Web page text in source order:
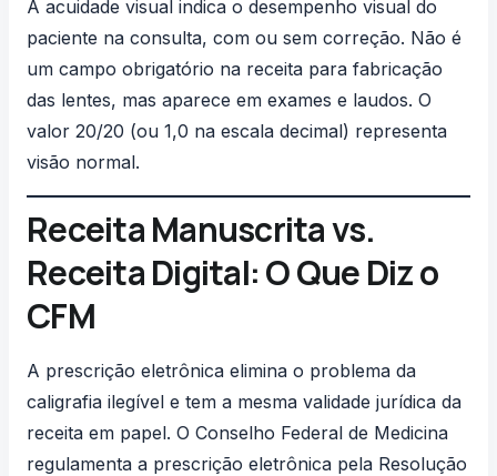
A acuidade visual indica o desempenho visual do
paciente na consulta, com ou sem correção. Não é
um campo obrigatório na receita para fabricação
das lentes, mas aparece em exames e laudos. O
valor 20/20 (ou 1,0 na escala decimal) representa
visão normal.
Receita Manuscrita vs.
Receita Digital: O Que Diz o
CFM
A prescrição eletrônica elimina o problema da
caligrafia ilegível e tem a mesma validade jurídica da
receita em papel. O Conselho Federal de Medicina
regulamenta a prescrição eletrônica pela Resolução